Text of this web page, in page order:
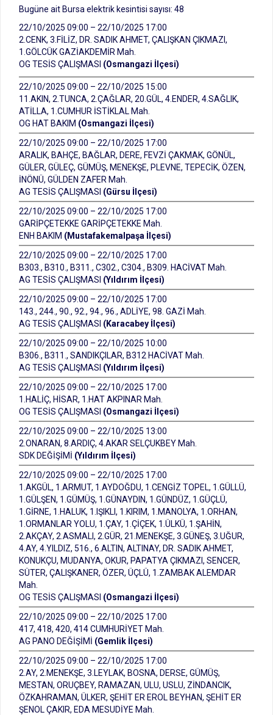
Bugüne ait Bursa elektrik kesintisi sayısı: 48
22/10/2025 09:00 – 22/10/2025 17:00
2.CENK, 3.FİLİZ, DR. SADIK AHMET, ÇALIŞKAN ÇIKMAZI,
1.GÖLCÜK GAZİAKDEMİR Mah.
OG TESİS ÇALIŞMASI (Osmangazi İlçesi)
22/10/2025 09:00 – 22/10/2025 15:00
11.AKIN, 2.TUNCA, 2.ÇAĞLAR, 20.GÜL, 4.ENDER, 4.SAĞLIK,
ATİLLA, 1.CUMHUR İSTİKLAL Mah.
OG HAT BAKIM (Osmangazi İlçesi)
22/10/2025 09:00 – 22/10/2025 17:00
ARALIK, BAHÇE, BAĞLAR, DERE, FEVZİ ÇAKMAK, GÖNÜL,
GÜLER, GÜLEÇ, GÜMÜŞ, MENEKŞE, PLEVNE, TEPECİK, ÖZEN,
İNÖNÜ, GÜLDEN ZAFER Mah.
AG TESİS ÇALIŞMASI (Gürsu İlçesi)
22/10/2025 09:00 – 22/10/2025 17:00
GARİPÇETEKKE GARİPÇETEKKE Mah.
ENH BAKIM (Mustafakemalpaşa İlçesi)
22/10/2025 09:00 – 22/10/2025 17:00
B303., B310., B311., C302., C304., B309. HACİVAT Mah.
AG TESİS ÇALIŞMASI (Yıldırım İlçesi)
22/10/2025 09:00 – 22/10/2025 17:00
143., 244., 90., 92., 94., 96., ADLİYE, 98. GAZİ Mah.
AG TESİS ÇALIŞMASI (Karacabey İlçesi)
22/10/2025 09:00 – 22/10/2025 10:00
B306., B311., SANDIKÇILAR, B312 HACİVAT Mah.
AG TESİS ÇALIŞMASI (Yıldırım İlçesi)
22/10/2025 09:00 – 22/10/2025 17:00
1.HALİÇ, HİSAR, 1.HAT AKPINAR Mah.
OG TESİS ÇALIŞMASI (Osmangazi İlçesi)
22/10/2025 09:00 – 22/10/2025 13:00
2.ONARAN, 8.ARDIÇ, 4.AKAR SELÇUKBEY Mah.
SDK DEĞİŞİMİ (Yıldırım İlçesi)
22/10/2025 09:00 – 22/10/2025 17:00
1.AKGÜL, 1.ARMUT, 1.AYDOĞDU, 1.CENGİZ TOPEL, 1.GÜLLÜ,
1.GÜLŞEN, 1.GÜMÜŞ, 1.GÜNAYDIN, 1.GÜNDÜZ, 1.GÜÇLÜ,
1.GİRNE, 1.HALUK, 1.IŞIKLI, 1.KIRIM, 1.MANOLYA, 1.ORHAN,
1.ORMANLAR YOLU, 1.ÇAY, 1.ÇİÇEK, 1.ÜLKÜ, 1.ŞAHİN,
2.AKÇAY, 2.ASMALI, 2.GÜR, 21.MENEKŞE, 3.GÜNEŞ, 3.UĞUR,
4.AY, 4.YILDIZ, 516., 6.ALTIN, ALTINAY, DR. SADIK AHMET,
KONUKÇU, MUDANYA, OKUR, PAPATYA ÇIKMAZI, SENCER,
SÜTER, ÇALIŞKANER, ÖZER, ÜÇLÜ, 1.ZAMBAK ALEMDAR
Mah.
OG TESİS ÇALIŞMASI (Osmangazi İlçesi)
22/10/2025 09:00 – 22/10/2025 17:00
417, 418, 420, 414 CUMHURİYET Mah.
AG PANO DEĞİŞİMİ (Gemlik İlçesi)
22/10/2025 09:00 – 22/10/2025 17:00
2.AY, 2.MENEKŞE, 3.LEYLAK, BOSNA, DERSE, GÜMÜŞ,
MESTAN, ORUÇBEY, RAMAZAN, ULU, USLU, ZİNDANCIK,
ÖZKAHRAMAN, ÜLKER, ŞEHİT ER EROL BEYHAN, ŞEHİT ER
ŞENOL ÇAKIR, EDA MESUDİYE Mah.